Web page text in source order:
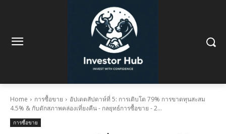
Home การซื้อขาย
อัปเดตสัปดาห์ที่ 5: การเติบโต 79% การขาดทุนสะสม
4.5% & กับดักสภาพคล่องเที่ยงคืน - กลยุทธ์การซื้อขาย - 2...
การซื้อขาย